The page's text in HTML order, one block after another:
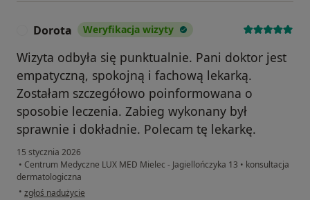
Dorota Weryfikacja wizyty
Wizyta odbyła się punktualnie. Pani doktor jest
empatyczną, spokojną i fachową lekarką.
Zostałam szczegółowo poinformowana o
sposobie leczenia. Zabieg wykonany był
sprawnie i dokładnie. Polecam tę lekarkę.
15 stycznia 2026
• Centrum Medyczne LUX MED Mielec - Jagiellończyka 13 • konsultacja
dermatologiczna
• w opinii użytkownika Dorota
zgłoś nadużycie